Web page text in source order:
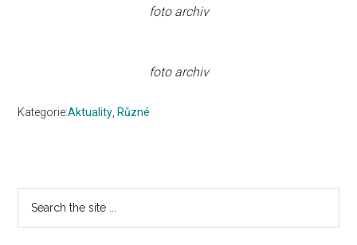
foto archiv
foto archiv
Kategorie:Aktuality ,Různé
Primary
Sidebar